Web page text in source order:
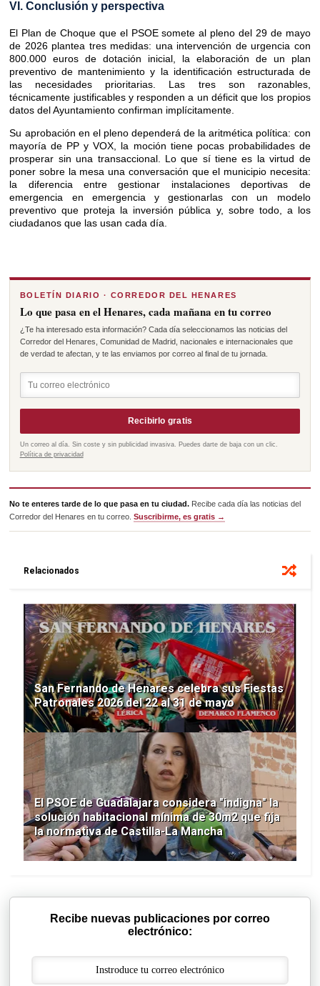
VI. Conclusión y perspectiva
El Plan de Choque que el PSOE somete al pleno del 29 de mayo
de 2026 plantea tres medidas: una intervención de urgencia con
800.000 euros de dotación inicial, la elaboración de un plan
preventivo de mantenimiento y la identificación estructurada de
las necesidades prioritarias. Las tres son razonables,
técnicamente justificables y responden a un déficit que los propios
datos del Ayuntamiento confirman implícitamente.
Su aprobación en el pleno dependerá de la aritmética política: con
mayoría de PP y VOX, la moción tiene pocas probabilidades de
prosperar sin una transaccional. Lo que sí tiene es la virtud de
poner sobre la mesa una conversación que el municipio necesita:
la diferencia entre gestionar instalaciones deportivas de
emergencia en emergencia y gestionarlas con un modelo
preventivo que proteja la inversión pública y, sobre todo, a los
ciudadanos que las usan cada día.
BOLETÍN DIARIO · CORREDOR DEL HENARES
Lo que pasa en el Henares, cada mañana en tu correo
¿Te ha interesado esta información? Cada día seleccionamos las noticias del
Corredor del Henares, Comunidad de Madrid, nacionales e internacionales que
de verdad te afectan, y te las enviamos por correo al final de tu jornada.
Recibirlo gratis
Un correo al día. Sin coste y sin publicidad invasiva. Puedes darte de baja con un clic.
Política de privacidad
No te enteres tarde de lo que pasa en tu ciudad. Recibe cada día las noticias del
Corredor del Henares en tu correo.Suscribirme, es gratis →
Relacionados
San Fernando de Henares celebra sus Fiestas
Patronales 2026 del 22 al 31 de mayo
El PSOE de Guadalajara considera "indigna" la
solución habitacional mínima de 30m2 que fija
la normativa de Castilla-La Mancha
Recibe nuevas publicaciones por correo
electrónico: